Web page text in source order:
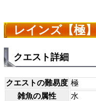
レインズ【極
クエスト詳細
クエストの難易度 極
雑魚の属性
水